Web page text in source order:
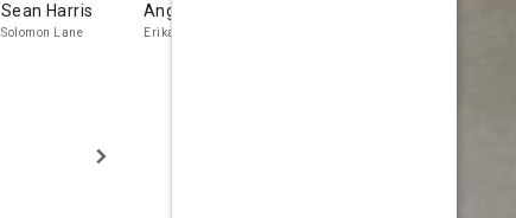
Sean Harris
Solomon Lane
Angela Bassett
Erika Sloane